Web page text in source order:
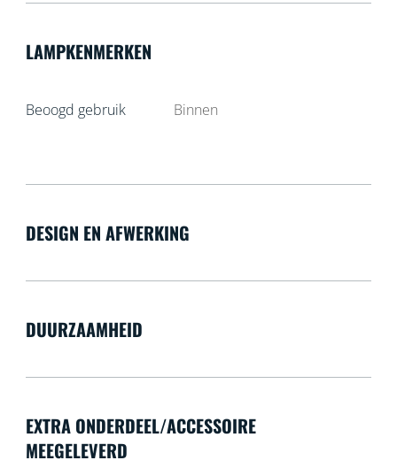
LAMPKENMERKEN
Beoogd gebruik Binnen
DESIGN EN AFWERKING
DUURZAAMHEID
EXTRA ONDERDEEL/ACCESSOIRE
MEEGELEVERD